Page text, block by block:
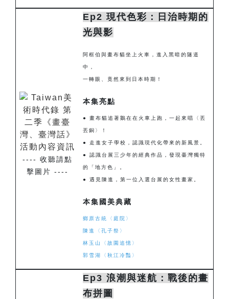
---- 收聽請點
擊圖片 ----
Ep2 現代色彩：日治時期的
光與影
阿框伯與畫布貓坐上火車，進入黑暗的隧道
中，
一轉眼、竟然來到日本時期！
本集亮點
● 畫布貓追著鵝在在火車上跑，一起來唱〈丟
丟銅〉！
● 走進女子學校，認識現代化帶來的新風景。
● 認識台展三少年的經典作品，發現臺灣獨特
的「地方色」。
● 遇見陳進，第一位入選台展的女性畫家。
本集國美典藏
鄉原古統〈庭院〉
陳進〈孔子祭〉
林玉山〈故園追憶〉
郭雪湖〈秋江冷豔〉
Ep3 浪潮與迷航：戰後的畫
布拼圖